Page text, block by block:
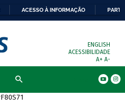
ACESSO À INFORMAÇÃO
ENGLISH
ACESSIBILIDADE
A+ A-